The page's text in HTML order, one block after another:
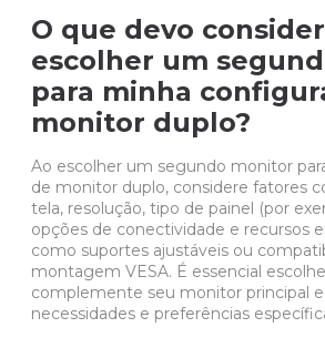
O que devo
escolher um
para minha
monitor duplo?
Ao escolher um segundo monitor
de monitor duplo, considere fatores
tela, resolução, tipo de painel (por
opções de conectividade e recursos
como suportes ajustáveis ​​ou
montagem VESA. É essencial
complemente seu monitor principal e
necessidades e preferências